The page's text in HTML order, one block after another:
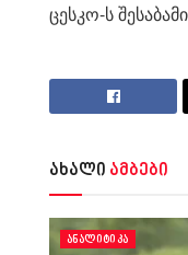
ცესკო-ს
ახალი ამბები
ᲐᲜᲐᲚᲘᲢᲘᲙᲐ